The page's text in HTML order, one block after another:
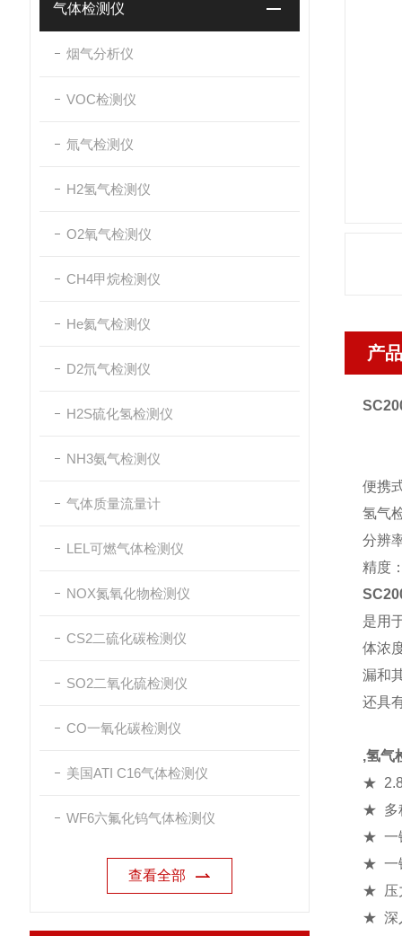
气体检测仪
烟气分析仪
VOC检测仪
氚气检测仪
H2氢气检测仪
O2氧气检测仪
CH4甲烷检测仪
He氦气检测仪
D2氘气检测仪
H2S硫化氢检测仪
NH3氨气检测仪
气体质量流量计
LEL可燃气体检测仪
NOX氮氧化物检测仪
CS2二硫化碳检测仪
SO2二氧化硫检测仪
CO一氧化碳检测仪
美国ATI C16气体检测仪
WF6六氟化钨气体检测仪
查看全部
产
便携
氢气
分辨
精度
是用
体浓
漏和
还具
,氢气
★ 2.8
★ 多
★ 一
★ 一
★ 压
★ 深